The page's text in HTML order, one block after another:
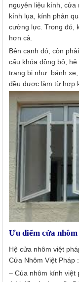
nguyên liệu kính,
kính lụa, kính phản
cường lực. Trong đó,
hơn cả.
Bên cạnh đó, còn
cấu khóa đồng bộ,
trang bị như: bánh
đều được làm từ hợp
Ưu điểm cửa
Hệ cửa nhôm việt
Cửa Nhôm Việt Pháp :
– Của nhôm kính việt